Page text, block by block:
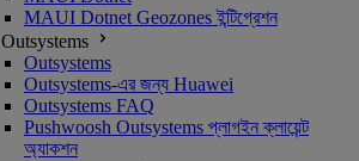
MAUI Dotnet Geozones ইন্টিগ্রেশন
Outsystems
Outsystems
Outsystems-এর জন্য Huawei
Outsystems FAQ
Pushwoosh Outsystems প্লাগইন ক্লায়েন্ট
অ্যাকশন